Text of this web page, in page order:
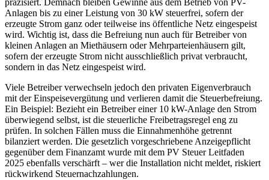
präzisiert. Demnach bleiben Gewinne aus dem Betrieb von PV-
Anlagen bis zu einer Leistung von 30 kW steuerfrei, sofern der
erzeugte Strom ganz oder teilweise ins öffentliche Netz eingespeist
wird. Wichtig ist, dass die Befreiung nun auch für Betreiber von
kleinen Anlagen an Miethäusern oder Mehrparteienhäusern gilt,
sofern der erzeugte Strom nicht ausschließlich privat verbraucht,
sondern in das Netz eingespeist wird.
Viele Betreiber verwechseln jedoch den privaten Eigenverbrauch
mit der Einspeisevergütung und verlieren damit die Steuerbefreiung.
Ein Beispiel: Bezieht ein Betreiber einer 10 kW-Anlage den Strom
überwiegend selbst, ist die steuerliche Freibetragsregel eng zu
prüfen. In solchen Fällen muss die Einnahmenhöhe getrennt
bilanziert werden. Die gesetzlich vorgeschriebene Anzeigepflicht
gegenüber dem Finanzamt wurde mit dem PV Steuer Leitfaden
2025 ebenfalls verschärft – wer die Installation nicht meldet, riskiert
rückwirkend Steuernachzahlungen.